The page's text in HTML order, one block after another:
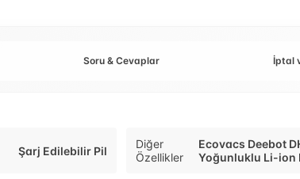
Soru & Cevaplar İptal
Şarj Edilebilir Pil
Diğer
Özellikler
Ecovacs Deebot
Yoğunluklu Li-ion